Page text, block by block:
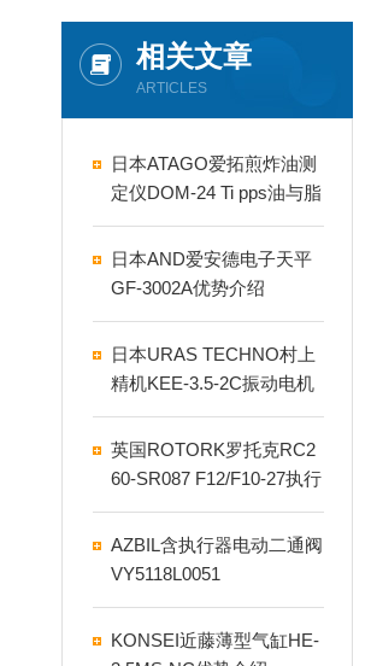
相关文章
ARTICLES
日本ATAGO爱拓煎炸油测
定仪DOM-24 Ti pps油与脂
肪的关系区分
日本AND爱安德电子天平
GF-3002A优势介绍
日本URAS TECHNO村上
精机KEE-3.5-2C振动电机
英国ROTORK罗托克RC2
60-SR087 F12/F10-27执行
器介绍
AZBIL含执行器电动二通阀
VY5118L0051
KONSEI近藤薄型气缸HE-